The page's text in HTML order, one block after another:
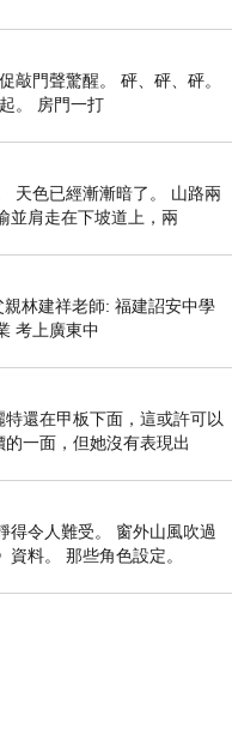
場
敲門聲驚醒。 砰、砰、砰。
。 房門一打
天色已經漸漸暗了。 山路兩
並肩走在下坡道上，兩
林建祥老師: 福建詔安中學
考上廣東中
特還在甲板下面，這或許可以
一面，但她沒有表現出
得令人難受。 窗外山風吹過
料。 那些角色設定。